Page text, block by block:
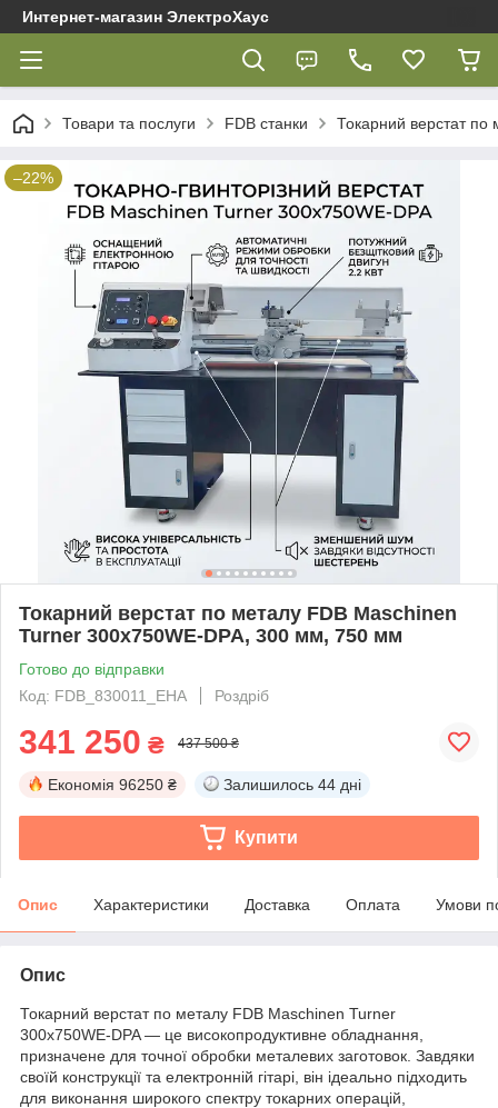
Интернет-магазин ЭлектроХаус
Товари та послуги FDB cтанки Токарний верстат
–22%
Токарний верстат по металу FDB Maschinen
Turner 300x750WE-DPA, 300 мм, 750 мм
Готово до відправки
Код: FDB_830011_EHA
Роздріб
341 250 ₴ 437 500 ₴
Економія 96250 ₴ Залишилось 44 дні
Купити
Опис Характеристики Доставка Оплата Умови
Опис
Токарний верстат по металу FDB Maschinen Turner
300x750WE-DPA — це високопродуктивне обладнання,
призначене для точної обробки металевих заготовок. Завдяки
своїй конструкції та електронній гітарі, він ідеально підходить
для виконання широкого спектру токарних операцій,